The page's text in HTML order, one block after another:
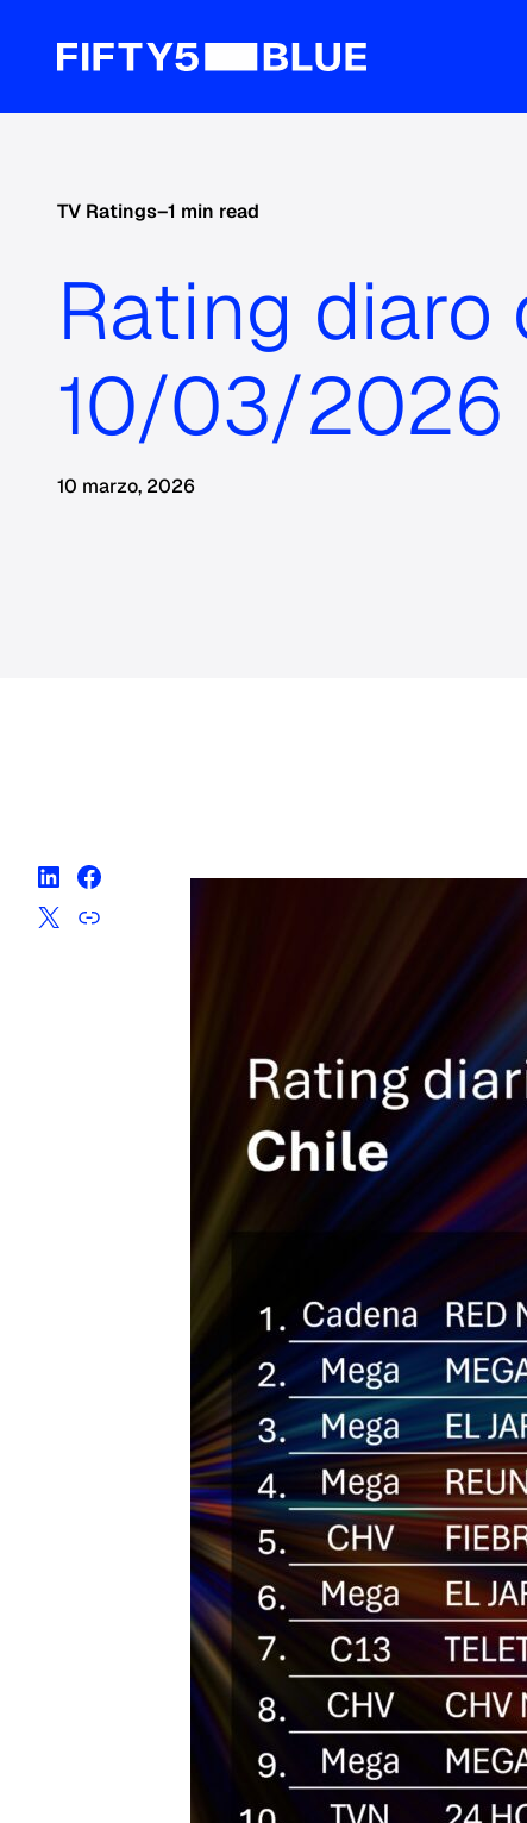
TV Ratings–1 min read
Rating diaro
10/03/2026
10 marzo, 2026
Search